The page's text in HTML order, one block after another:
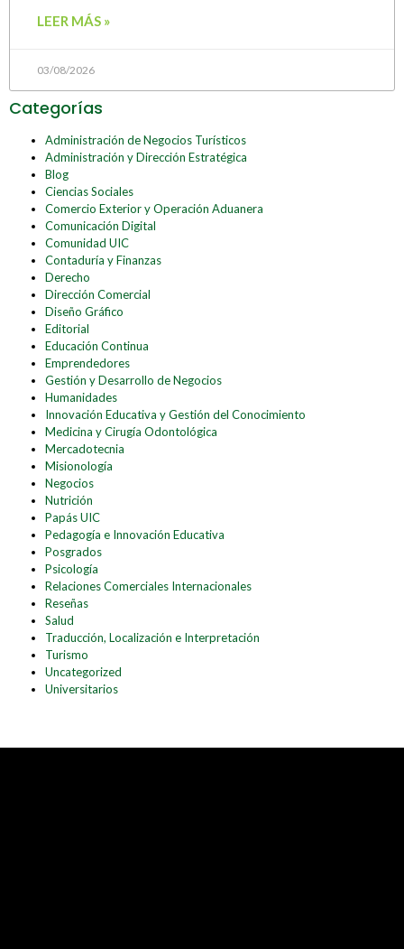
LEER MÁS »
03/08/2026
Categorías
Administración de Negocios Turísticos
Administración y Dirección Estratégica
Blog
Ciencias Sociales
Comercio Exterior y Operación Aduanera
Comunicación Digital
Comunidad UIC
Contaduría y Finanzas
Derecho
Dirección Comercial
Diseño Gráfico
Editorial
Educación Continua
Emprendedores
Gestión y Desarrollo de Negocios
Humanidades
Innovación Educativa y Gestión del Conocimiento
Medicina y Cirugía Odontológica
Mercadotecnia
Misionología
Negocios
Nutrición
Papás UIC
Pedagogía e Innovación Educativa
Posgrados
Psicología
Relaciones Comerciales Internacionales
Reseñas
Salud
Traducción, Localización e Interpretación
Turismo
Uncategorized
Universitarios